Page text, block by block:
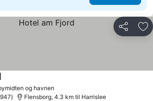
Del
og havnen
Flensborg, 4.3 km til Harrislee